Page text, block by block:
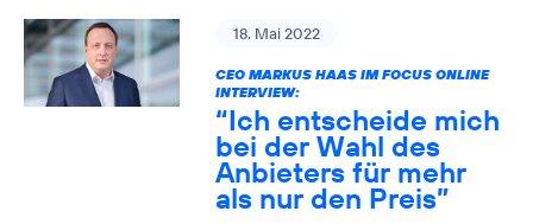
18. Mai 2022
CEO MARKUS HAAS IM FOCUS ONLINE
INTERVIEW:
“Ich entscheide mich
bei der Wahl des
Anbieters für mehr
als nur den Preis”